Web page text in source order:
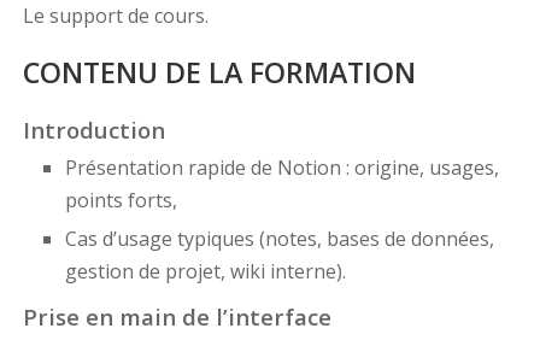
Le support de cours.
CONTENU DE LA FORMATION
Introduction
Présentation rapide de Notion : origine, usages,
points forts,
Cas d’usage typiques (notes, bases de données,
gestion de projet, wiki interne).
Prise en main de l’interface